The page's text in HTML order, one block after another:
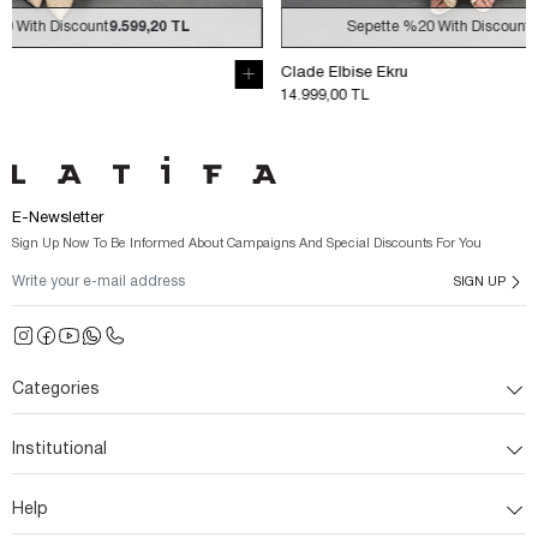
Sepette%20With Discount 11.999,20 TL
E-Newsletter
Sign Up Now To Be Informed About Campaigns And Special Discounts For You
SIGN UP
Categories
Institutional
Help